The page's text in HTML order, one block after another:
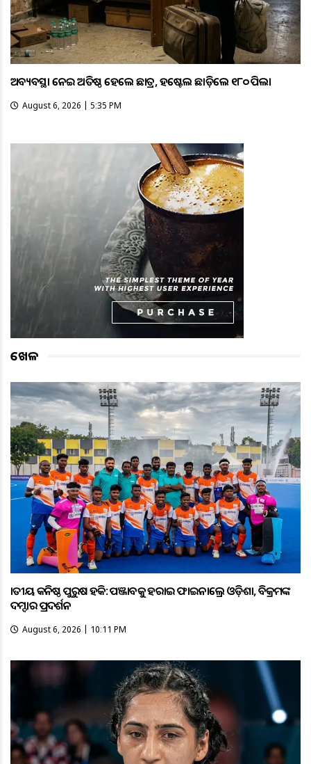
ଅବ୍ୟବସ୍ଥା ନେଇ ଅତିଷ୍ଠ ହେଲେ ଛାତ୍ର, ହଷ୍ଟେଲ ଛାଡ଼ିଲେ ୧୮୦ ପିଲା
August 6, 2026 | 5:35 PM
ଖେଳ
ଜାତୀୟ କନିଷ୍ଠ ପୁରୁଷ ହକି: ପଞ୍ଜାବକୁ ହରାଇ ଫାଇନାଲ୍ରେ ଓଡ଼ିଶା, ବିକ୍ରମଙ୍କ
ଦମ୍ଦାର ପ୍ରଦର୍ଶନ
August 6, 2026 | 10:11 PM